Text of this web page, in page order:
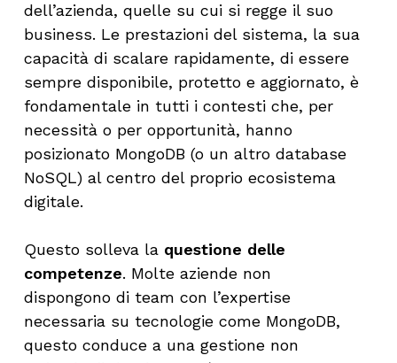
dell’azienda, quelle su cui si regge il suo
business. Le prestazioni del sistema, la sua
capacità di scalare rapidamente, di essere
sempre disponibile, protetto e aggiornato, è
fondamentale in tutti i contesti che, per
necessità o per opportunità, hanno
posizionato MongoDB (o un altro database
NoSQL) al centro del proprio ecosistema
digitale.
Questo solleva la questione delle
competenze. Molte aziende non
dispongono di team con l’expertise
necessaria su tecnologie come MongoDB,
questo conduce a una gestione non